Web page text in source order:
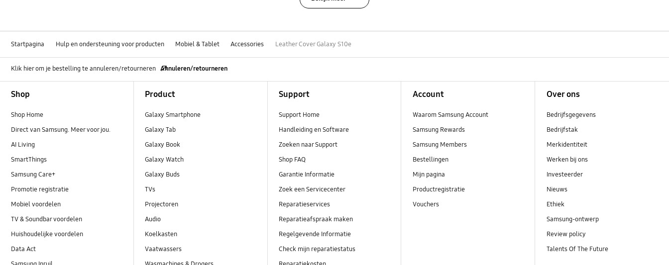
Startpagina Hulp en ondersteuning voor producten Mobiel & Tablet Accessories Leather Cover Galaxy S10e
Klik hier om je bestelling te annuleren/retourneren Annuleren/retourneren
Shop
Shop Home
Direct van Samsung. Meer voor jou.
AI Living
SmartThings
Samsung Care+
Promotie registratie
Mobiel voordelen
TV & Soundbar voordelen
Huishoudelijke voordelen
Data Act
Product
Galaxy Smartphone
Galaxy Tab
Galaxy Book
Galaxy Watch
Galaxy Buds
TVs
Projectoren
Audio
Koelkasten
Vaatwassers
Support
Support Home
Handleiding en Software
Zoeken naar Support
Shop FAQ
Garantie Informatie
Zoek een Servicecenter
Reparatieservices
Reparatieafspraak maken
Regelgevende Informatie
Check mijn reparatiestatus
Account
Waarom Samsung Account
Samsung Rewards
Samsung Members
Bestellingen
Mijn pagina
Productregistratie
Vouchers
Over ons
Bedrijfsgegevens
Bedrijfstak
Merkidentiteit
Werken bij ons
Investeerder
Nieuws
Ethiek
Samsung-ontwerp
Review policy
Talents Of The Future